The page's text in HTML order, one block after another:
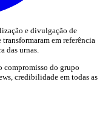
e divulgação de
em referência
das urnas.
compromisso do grupo
credibilidade em todas as